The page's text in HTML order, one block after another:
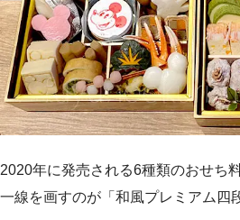
2020年に発売される6種類のおせち
一線を画すのが「和風プレミアム四